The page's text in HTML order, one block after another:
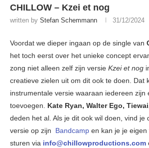
CHILLOW – Kzei et nog
written by Stefan Schemmann 31/12/2024
Voordat we dieper ingaan op de single van
het toch eerst over het unieke concept
zong niet alleen zelf zijn versie Kzei et nog
creatieve zielen uit om dit ook te doen. Dat
instrumentale versie waaraan iedereen zijn
toevoegen. Kate Ryan, Walter Ego,
deden het al. Als je dit ook wil doen, vind je
versie op zijn
Bandcamp en kan je je
sturen via info@chillowproductions.com